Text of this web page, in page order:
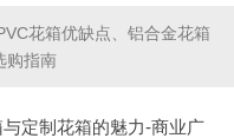
花箱优缺点、铝合金花箱
购指南
定制花箱的魅力-商业广